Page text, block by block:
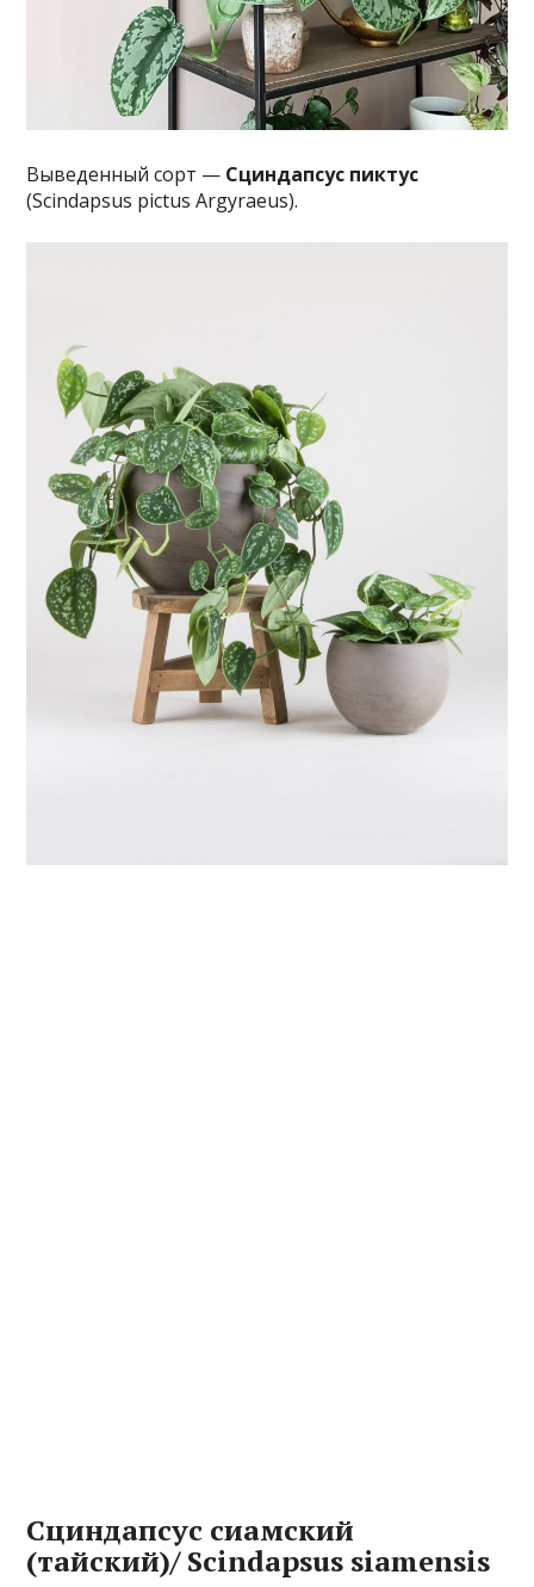
Выведенный сорт — Сциндапсус пиктус
(Scindapsus pictus Argyraeus).
Сциндапсус сиамский
(тайский)/ Scindapsus siamensis